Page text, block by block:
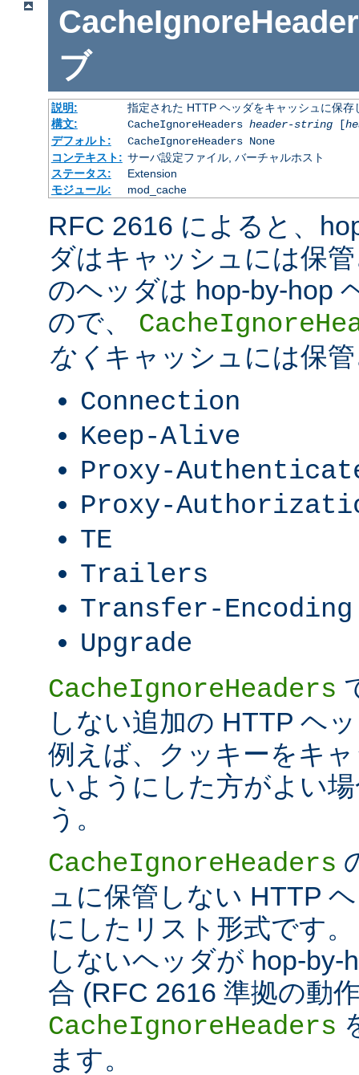
ブ
説明:
指定された HTTP ヘッダをキャッシュに保存
構文:
CacheIgnoreHeaders header-string[
デフォルト:
CacheIgnoreHeaders None
コンテキスト: サーバ設定ファイル, バーチャルホスト
ステータス:
Extension
モジュール:
mod_cache
RFC 2616 によると、
ダはキャッシュには保
のヘッダは hop-by-hop
ので、
なく キャッシュには保
Connection
Keep-Alive
Proxy-
Proxy-
TE
Trailers
Transfer-Encoding
Upgrade
CacheIgnoreHeaders
しない追加の HTTP ヘ
例えば、クッキーをキ
いようにした方がよい
う。
CacheIgnoreHeaders
ュに保管しない HTTP
にしたリスト形式です
しないヘッダが hop-by-
合 (RFC 2616 準拠の動
CacheIgnoreHeaders
ます。